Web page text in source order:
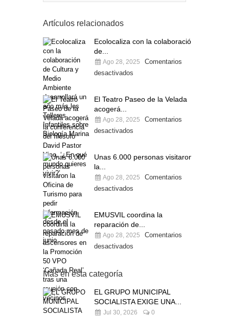
Artículos relacionados
Ecolocaliza con la colaboración
de...
Ago 28, 2025
Comentarios
desactivados
El Teatro Paseo de la Velada
acogerá...
Ago 28, 2025
Comentarios
desactivados
Unas 6.000 personas visitaron
la...
Ago 28, 2025
Comentarios
desactivados
EMUSVIL coordina la
reparación de...
Ago 28, 2025
Comentarios
desactivados
Más en esta categoría
EL GRUPO MUNICIPAL
SOCIALISTA EXIGE UNA...
Jul 30, 2026 0